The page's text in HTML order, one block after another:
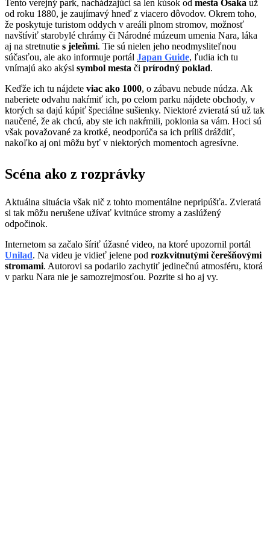
Tento verejný park, nachádzajúci sa len kúsok od mesta Osaka už
od roku 1880, je zaujímavý hneď z viacero dôvodov. Okrem toho,
že poskytuje turistom oddych v areáli plnom stromov, možnosť
navštíviť starobylé chrámy či Národné múzeum umenia Nara, láka
aj na stretnutie s jeleňmi. Tie sú nielen jeho neodmysliteľnou
súčasťou, ale ako informuje portál Japan Guide, ľudia ich tu
vnímajú ako akýsi symbol mesta či prírodný poklad.
Keďže ich tu nájdete viac ako 1000, o zábavu nebude núdza. Ak
naberiete odvahu nakŕmiť ich, po celom parku nájdete obchody, v
ktorých sa dajú kúpiť špeciálne sušienky. Niektoré zvieratá sú už tak
naučené, že ak chcú, aby ste ich nakŕmili, poklonia sa vám. Hoci sú
však považované za krotké, neodporúča sa ich príliš dráždiť,
nakoľko aj oni môžu byť v niektorých momentoch agresívne.
Scéna ako z rozprávky
Aktuálna situácia však nič z tohto momentálne nepripúšťa. Zvieratá
si tak môžu nerušene užívať kvitnúce stromy a zaslúžený
odpočinok.
Internetom sa začalo šíriť úžasné video, na ktoré upozornil portál
Unilad. Na videu je vidieť jelene pod rozkvitnutými čerešňovými
stromami. Autorovi sa podarilo zachytiť jedinečnú atmosféru, ktorá
v parku Nara nie je samozrejmosťou. Pozrite si ho aj vy.